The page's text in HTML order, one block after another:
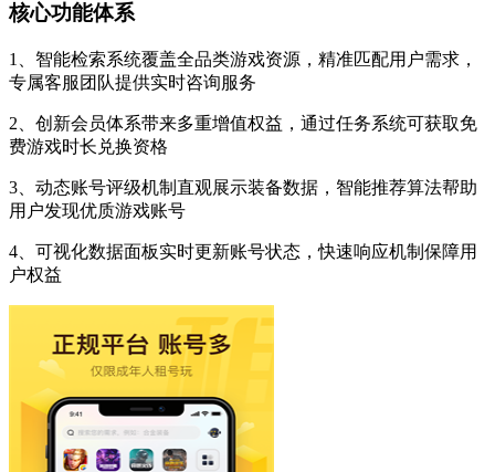
核心功能体系
1、智能检索系统覆盖全品类游戏资源，精准匹配用户需求，
专属客服团队提供实时咨询服务
2、创新会员体系带来多重增值权益，通过任务系统可获取免
费游戏时长兑换资格
3、动态账号评级机制直观展示装备数据，智能推荐算法帮助
用户发现优质游戏账号
4、可视化数据面板实时更新账号状态，快速响应机制保障用
户权益